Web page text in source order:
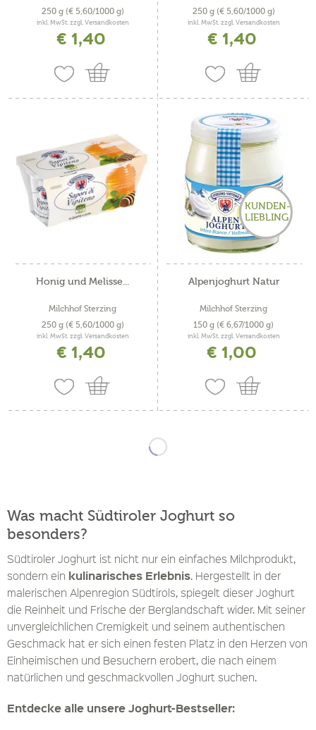
250 g (€ 5,60/1000 g)
inkl. MwSt. zzgl. Versandkosten
€ 1,40
250 g (€ 5,60/1000 g)
inkl. MwSt. zzgl. Versandkosten
€ 1,40
Honig und Melisse...
Milchhof Sterzing
250 g (€ 5,60/1000 g)
inkl. MwSt. zzgl. Versandkosten
€ 1,40
KUNDEN-
LIEBLING
Alpenjoghurt Natur
Milchhof Sterzing
150 g (€ 6,67/1000 g)
inkl. MwSt. zzgl. Versandkosten
€ 1,00
Was macht Südtiroler Joghurt so
besonders?
Südtiroler Joghurt ist nicht nur ein einfaches Milchprodukt,
sondern ein kulinarisches Erlebnis. Hergestellt in der
malerischen Alpenregion Südtirols, spiegelt dieser Joghurt
die Reinheit und Frische der Berglandschaft wider. Mit seiner
unvergleichlichen Cremigkeit und seinem authentischen
Geschmack hat er sich einen festen Platz in den Herzen von
Einheimischen und Besuchern erobert, die nach einem
natürlichen und geschmackvollen Joghurt suchen.
Entdecke alle unsere Joghurt-Bestseller: